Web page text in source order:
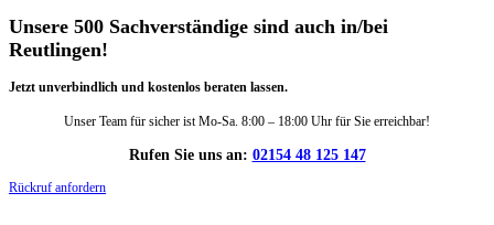
Unsere 500 Sachverständige sind auch in/bei
Reutlingen!
Jetzt unverbindlich und kostenlos beraten lassen.
Unser Team für sicher ist Mo-Sa. 8:00 – 18:00 Uhr für Sie erreichbar!
Rufen Sie uns an: 02154 48 125 147
Rückruf anfordern